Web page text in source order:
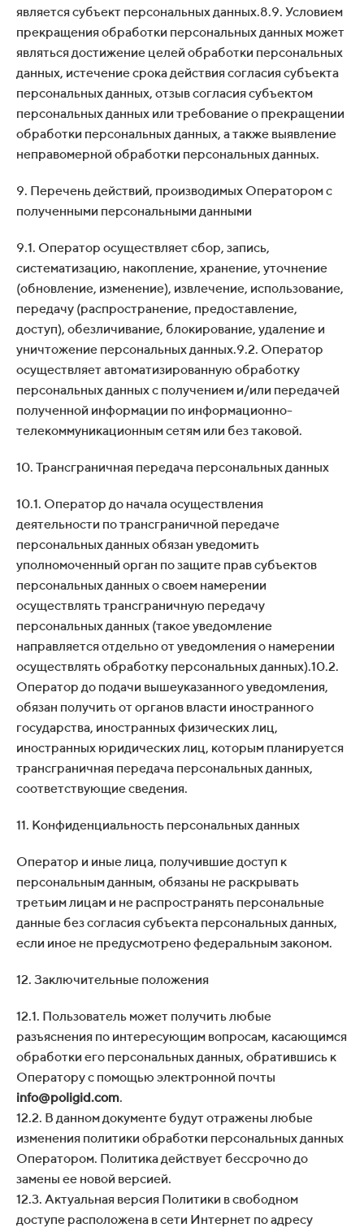
является субъект персональных данных.8.9. Условием
прекращения обработки персональных данных может
являться достижение целей обработки персональных
данных, истечение срока действия согласия субъекта
персональных данных, отзыв согласия субъектом
персональных данных или требование о прекращении
обработки персональных данных, а также выявление
неправомерной обработки персональных данных.
9. Перечень действий, производимых Оператором с
полученными персональными данными
9.1. Оператор осуществляет сбор, запись,
систематизацию, накопление, хранение, уточнение
(обновление, изменение), извлечение, использование,
передачу (распространение, предоставление,
доступ), обезличивание, блокирование, удаление и
уничтожение персональных данных.9.2. Оператор
осуществляет автоматизированную обработку
персональных данных с получением и/или передачей
полученной информации по информационно-
телекоммуникационным сетям или без таковой.
10. Трансграничная передача персональных данных
10.1. Оператор до начала осуществления
деятельности по трансграничной передаче
персональных данных обязан уведомить
уполномоченный орган по защите прав субъектов
персональных данных о своем намерении
осуществлять трансграничную передачу
персональных данных (такое уведомление
направляется отдельно от уведомления о намерении
осуществлять обработку персональных данных).10.2.
Оператор до подачи вышеуказанного уведомления,
обязан получить от органов власти иностранного
государства, иностранных физических лиц,
иностранных юридических лиц, которым планируется
трансграничная передача персональных данных,
соответствующие сведения.
11. Конфиденциальность персональных данных
Оператор и иные лица, получившие доступ к
персональным данным, обязаны не раскрывать
третьим лицам и не распространять персональные
данные без согласия субъекта персональных данных,
если иное не предусмотрено федеральным законом.
12. Заключительные положения
12.1. Пользователь может получить любые
разъяснения по интересующим вопросам, касающимся
обработки его персональных данных, обратившись к
Оператору с помощью электронной почты
info@poligid.com.
12.2. В данном документе будут отражены любые
изменения политики обработки персональных данных
Оператором. Политика действует бессрочно до
замены ее новой версией.
12.3. Актуальная версия Политики в свободном
доступе расположена в сети Интернет по адресу